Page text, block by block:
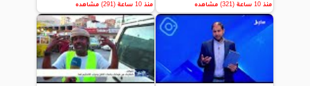
منذ 10 ساعة (321) مشاهده منذ 10 ساعة (291) مشاهده